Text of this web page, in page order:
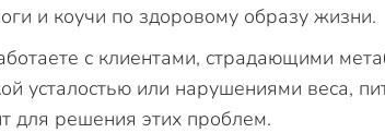
и коучи по здоровому образу жизни.
с клиентами, страдающими
усталостью или нарушениями веса,
для решения этих проблем.